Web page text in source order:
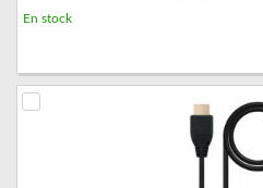
En stock